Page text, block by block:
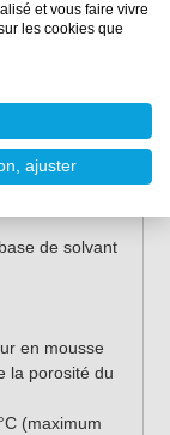
Veillez à
de solvant
en mousse
la porosité du
(maximum
et vous faire vivre
les cookies que
ajuster